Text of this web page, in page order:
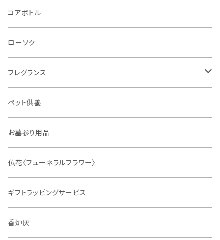
コアボトル
ローソク
フレグランス
ディフューザー
サシェ
ペット供養
お墓参り用品
仏花〈フューネラルフラワー〉
ギフトラッピングサービス
香炉灰